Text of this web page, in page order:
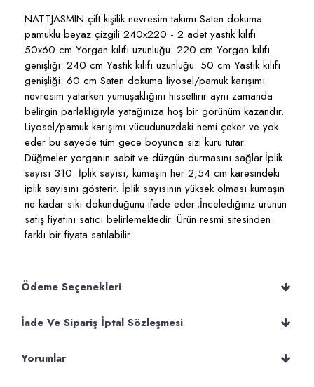
NATTJASMIN çift kişilik nevresim takımı Saten dokuma
pamuklu beyaz çizgili 240x220 - 2 adet yastık kılıfı
50x60 cm Yorgan kılıfı uzunluğu: 220 cm Yorgan kılıfı
genişliği: 240 cm Yastık kılıfı uzunluğu: 50 cm Yastık kılıfı
genişliği: 60 cm Saten dokuma liyosel/pamuk karışımı
nevresim yatarken yumuşaklığını hissettirir aynı zamanda
belirgin parlaklığıyla yatağınıza hoş bir görünüm kazandır.
Liyosel/pamuk karışımı vücudunuzdaki nemi çeker ve yok
eder bu sayede tüm gece boyunca sizi kuru tutar.
Düğmeler yorganın sabit ve düzgün durmasını sağlar.İplik
sayısı 310. İplik sayısı, kumaşın her 2,54 cm karesindeki
iplik sayısını gösterir. İplik sayısının yüksek olması kumaşın
ne kadar sıkı dokunduğunu ifade eder.;İncelediğiniz ürünün
satış fiyatını satıcı belirlemektedir. Ürün resmi sitesinden
farklı bir fiyata satılabilir.
Ödeme Seçenekleri
İade Ve Sipariş İptal Sözleşmesi
Yorumlar